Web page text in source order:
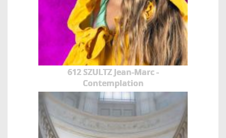
612 SZULTZ Jean-Marc -
Contemplation